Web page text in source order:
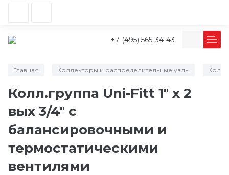
+7 (495) 565-34-43
Главная Коллекторы и распределительные узлы
Колл.группа Uni-Fitt 1" х 2
вых 3/4" с
балансировочными и
термостатическими
вентилями